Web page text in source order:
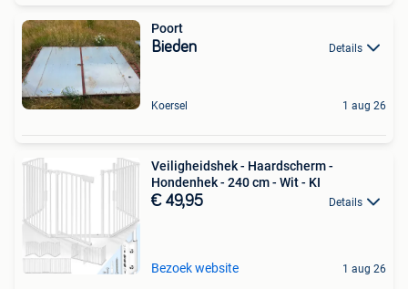
Poort
Bieden Details
Koersel 1 aug 26
Veiligheidshek - Haardscherm -
Hondenhek - 240 cm - Wit - KI
€ 49,95 Details
Bezoek website 1 aug 26